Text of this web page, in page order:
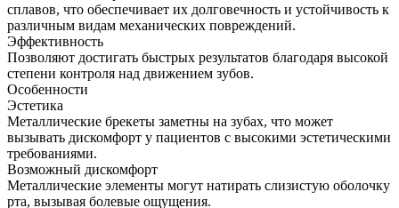
сплавов, что обеспечивает их долговечность и устойчивость к
различным видам механических повреждений.
Эффективность
Позволяют достигать быстрых результатов благодаря высокой
степени контроля над движением зубов.
Особенности
Эстетика
Металлические брекеты заметны на зубах, что может
вызывать дискомфорт у пациентов с высокими эстетическими
требованиями.
Возможный дискомфорт
Металлические элементы могут натирать слизистую оболочку
рта, вызывая болевые ощущения.